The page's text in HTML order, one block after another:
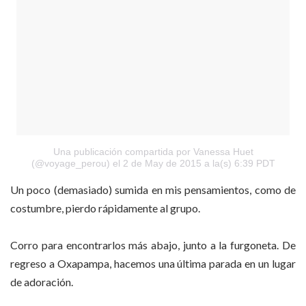
Una publicación compartida por Vanessa Huet
(@voyage_perou) el 2 de May de 2015 a la(s) 6:39 PDT
Un poco (demasiado) sumida en mis pensamientos, como de
costumbre, pierdo rápidamente al grupo.
Corro para encontrarlos más abajo, junto a la furgoneta. De
regreso a Oxapampa, hacemos una última parada en un lugar
de adoración.